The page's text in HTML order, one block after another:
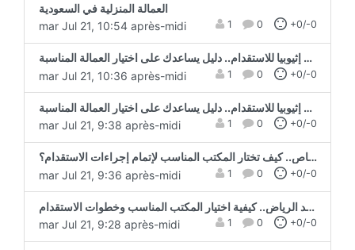
العمالة المنزلية في السعودية
mar Jul 21, 10:54 après-midi
1 0 +0/-0
أفضل مدن إثيوبيا للاستقدام.. دليل يساعدك على اختيار العمالة المناسبة
mar Jul 21, 10:36 après-midi
1 0 +0/-0
أفضل مدن إثيوبيا للاستقدام.. دليل يساعدك على اختيار العمالة المناسبة
mar Jul 21, 9:38 après-midi
1 0 +0/-0
مكتب استقدام سائق خاص.. كيف تختار المكتب المناسب لإتمام إجراءات الاستقدام؟
mar Jul 21, 9:36 après-midi
1 0 +0/-0
مكتب استقدام الهند الرياض.. كيفية اختيار المكتب المناسب وخطوات الاستقدام
mar Jul 21, 9:28 après-midi
1 0 +0/-0